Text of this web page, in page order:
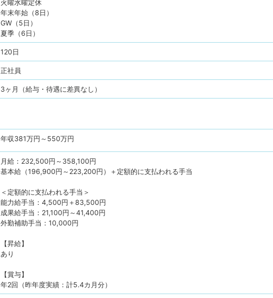
火曜水曜定休
年末年始（8日）
GW（5日）
夏季（6日）
120日
正社員
3ヶ月（給与・待遇に差異なし）
年収381万円 ～ 550万円
月給：232,500円～358,100円
基本給（196,900円～223,200円）＋定額的に支払われる手当
＜定額的に支払われる手当＞
能力給手当：4,500円＋83,500円
成果給手当：21,100円～41,400円
外勤補助手当：10,000円
【昇給】
あり
【賞与】
年2回（昨年度実績：計5.4カ月分）